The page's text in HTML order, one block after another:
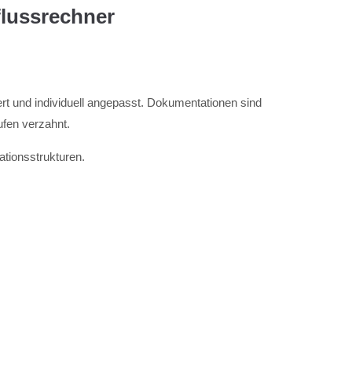
und individuell angepasst. Dokumentationen sind
verzahnt.